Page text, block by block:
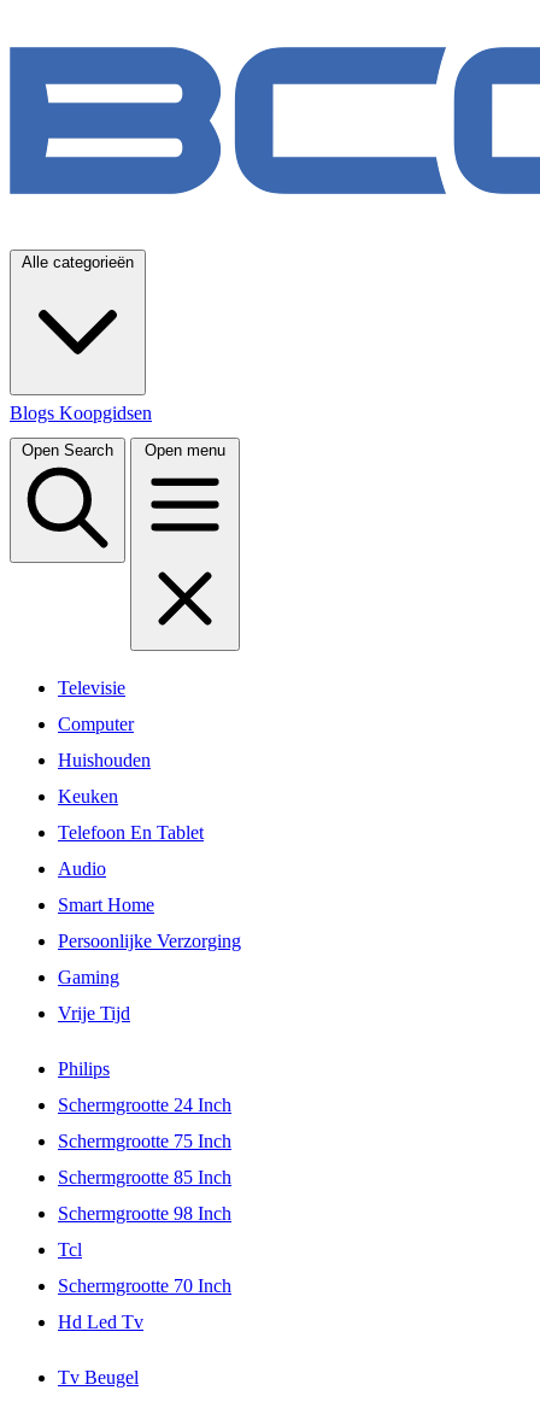
Alle categorieën
Blogs Koopgidsen
Open Search Open menu
Televisie
Computer
Huishouden
Keuken
Telefoon En Tablet
Audio
Smart Home
Persoonlijke Verzorging
Gaming
Vrije Tijd
Philips
Schermgrootte 24 Inch
Schermgrootte 75 Inch
Schermgrootte 85 Inch
Schermgrootte 98 Inch
Tcl
Schermgrootte 70 Inch
Hd Led Tv
Tv Beugel